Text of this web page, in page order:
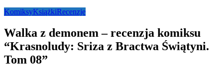
KomiksyKsiążkiRecenzje
Walka z demonem – recenzja komiksu
“Krasnoludy: Sriza z Bractwa Świątyni.
Tom 08”